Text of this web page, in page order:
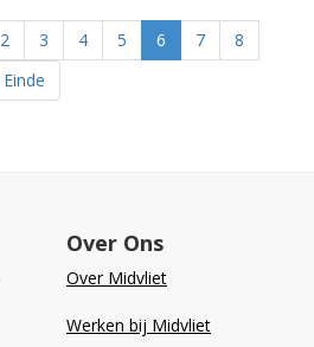
2 3 4 5 6 7
8
Einde
Over Ons
Over Midvliet
Werken bij Midvliet